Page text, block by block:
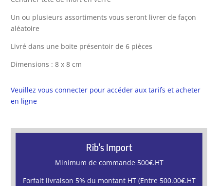
Un ou plusieurs assortiments vous seront livrer de façon
aléatoire
Livré dans une boite présentoir de 6 pièces
Dimensions : 8 x 8 cm
Veuillez vous connecter pour accéder aux tarifs et acheter
en ligne
Rib’s Import
Minimum de commande 500€.HT
Forfait livraison 5% du montant HT (Entre 500.00€.HT